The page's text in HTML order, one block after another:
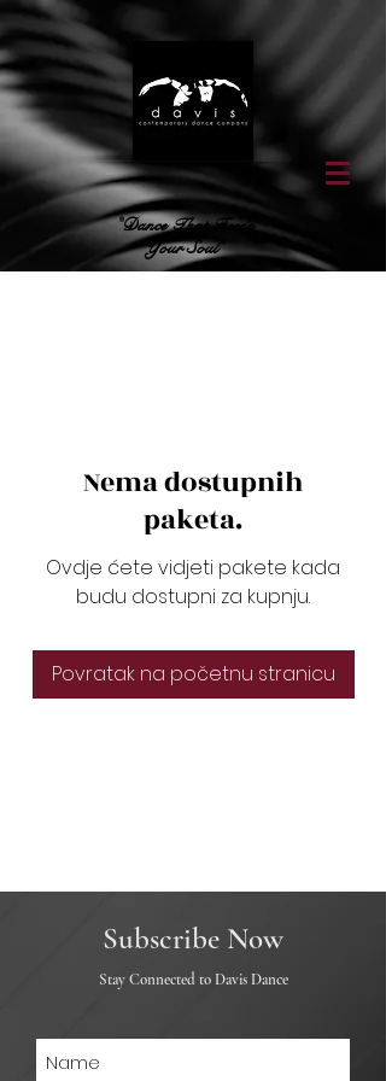
"Dance That Feeds
Your Soul"
Nema dostupnih
paketa.
Ovdje ćete vidjeti pakete kada
budu dostupni za kupnju.
Povratak na početnu stranicu
Subscribe Now
Stay Connected to Davis Dance